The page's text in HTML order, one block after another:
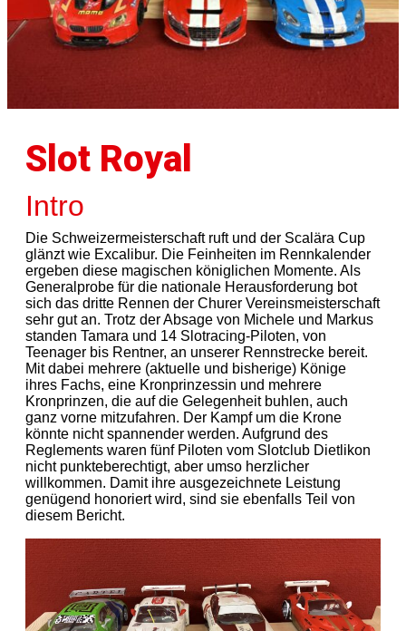
Slot Royal
Intro
Die Schweizermeisterschaft ruft und der Scalära Cup
glänzt wie Excalibur. Die Feinheiten im Rennkalender
ergeben diese magischen königlichen Momente. Als
Generalprobe für die nationale Herausforderung bot
sich das dritte Rennen der Churer Vereinsmeisterschaft
sehr gut an. Trotz der Absage von Michele und Markus
standen Tamara und 14 Slotracing-Piloten, von
Teenager bis Rentner, an unserer Rennstrecke bereit.
Mit dabei mehrere (aktuelle und bisherige) Könige
ihres Fachs, eine Kronprinzessin und mehrere
Kronprinzen, die auf die Gelegenheit buhlen, auch
ganz vorne mitzufahren. Der Kampf um die Krone
könnte nicht spannender werden. Aufgrund des
Reglements waren fünf Piloten vom Slotclub Dietlikon
nicht punkteberechtigt, aber umso herzlicher
willkommen. Damit ihre ausgezeichnete Leistung
genügend honoriert wird, sind sie ebenfalls Teil von
diesem Bericht.